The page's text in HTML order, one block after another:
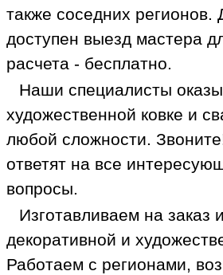
также соседних регионов.
доступен выезд мастера
расчета - бесплатно.
Наши специалисты
художественной ковке и
любой сложности.
ответят на все
вопросы.
Изготавливаем на заказ
декоративной и
Работаем с регионами,